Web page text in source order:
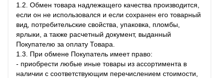
1.2. Обмен товара надлежащего качества производится,
если он не использовался и если сохранен его товарный
вид, потребительские свойства, упаковка, пломбы,
ярлыки, а также расчетный документ, выданный
Покупателю за оплату Товара.
1.3. При обмене Покупатель имеет право:
- приобрести любые иные товары из ассортимента в
наличии с соответствующим перечислением стоимости,